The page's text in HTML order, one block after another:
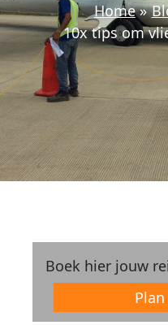
Home
10x tips om
Boek hier jouw